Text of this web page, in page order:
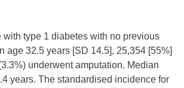
with type 1 diabetes with no previous
age 32.5 years [SD 14.5], 25,354 [55%]
underwent amputation. Median
years. The standardised incidence for